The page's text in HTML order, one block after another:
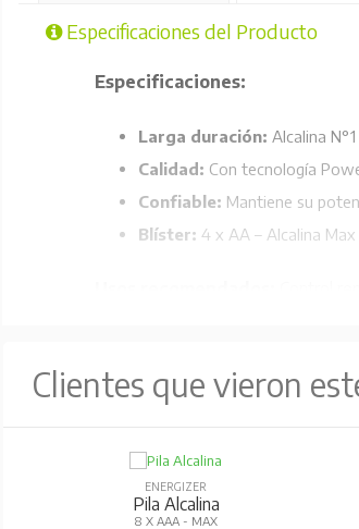
Especificaciones del Producto
Especificaciones:
Larga duración: Alcalina
Calidad: Con tecnología
Confiable: Mantiene su
Blíster: 4 x AA – Alcalina Max
Control
Clientes que vieron
ENERGIZER
Pila Alcalina
8 X AAA - MAX